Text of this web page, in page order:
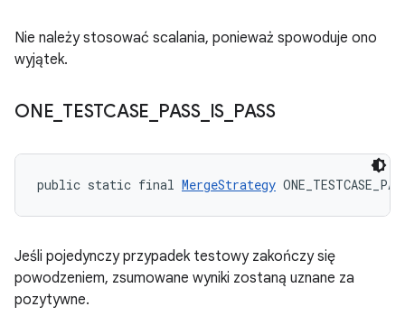
Nie należy stosować scalania, ponieważ spowoduje ono
wyjątek.
ONE TESTCASE PASS_ IS PASS
public static final MergeStrategy
Jeśli pojedynczy przypadek testowy zakończy się
powodzeniem, zsumowane wyniki zostaną uznane za
pozytywne.